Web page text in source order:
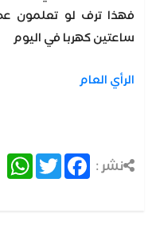
فهذا ترف لو تعلمون
ساعتين كهربا في اليوم
الرأي العام
نشر : Facebook
Twitter